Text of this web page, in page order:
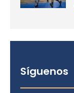
Síguenos